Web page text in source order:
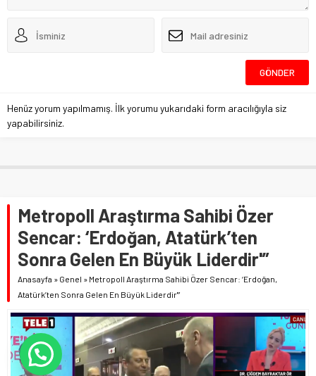
Henüz yorum yapılmamış. İlk yorumu yukarıdaki form aracılığıyla siz
yapabilirsiniz.
Metropoll Araştırma Sahibi Özer
Sencar: ‘Erdoğan, Atatürk’ten
Sonra Gelen En Büyük Liderdir'”
Anasayfa » Genel » Metropoll Araştırma Sahibi Özer Sencar: ‘Erdoğan,
Atatürk’ten Sonra Gelen En Büyük Liderdir'”